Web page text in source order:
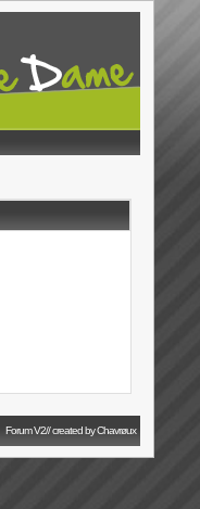
Forum V2// created by Chavrøux